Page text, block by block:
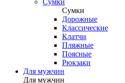
Сумки
Сумки
Дорожные
Классические
Клатчи
Пляжные
Поясные
Рюкзаки
Для мужчин
Для мужчин